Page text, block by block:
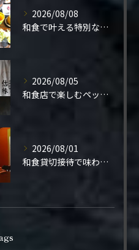
2026/08/08
和食で叶える特別なプロポーズ結婚
2026/08/05
和食店で楽しむペット同伴の食事体験
2026/08/01
和食貸切接待で味わう極上の一夜